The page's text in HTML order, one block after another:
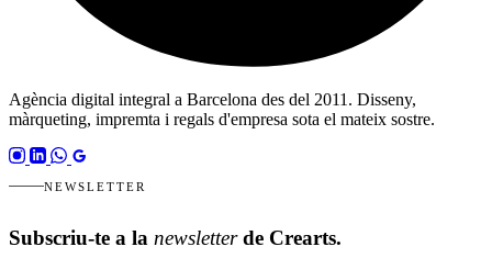
Agència digital integral a Barcelona des del 2011. Disseny,
màrqueting, impremta i regals d'empresa sota el mateix sostre.
NEWSLETTER
Subscriu-te a la newsletterde Crearts.